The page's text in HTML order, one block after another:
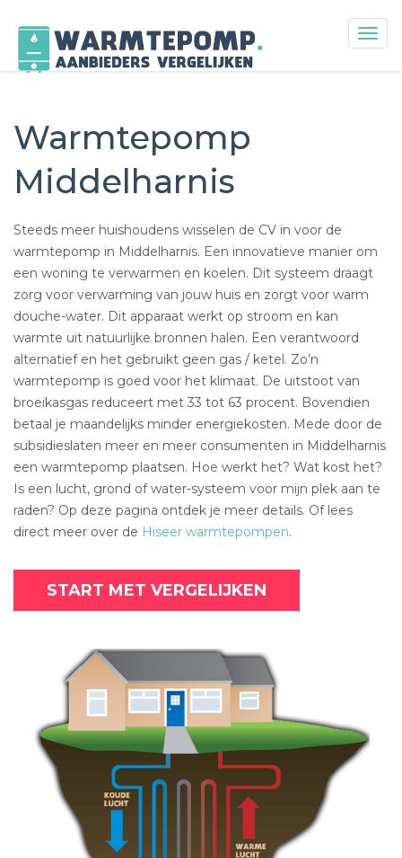
content
Warmtepomp
Middelharnis
Steeds meer huishoudens wisselen de CV in voor de
warmtepomp in Middelharnis. Een innovatieve manier om
een woning te verwarmen en koelen. Dit systeem draagt
zorg voor verwarming van jouw huis en zorgt voor warm
douche-water. Dit apparaat werkt op stroom en kan
warmte uit natuurlijke bronnen halen. Een verantwoord
alternatief en het gebruikt geen gas / ketel. Zo’n
warmtepomp is goed voor het klimaat. De uitstoot van
broeikasgas reduceert met 33 tot 63 procent. Bovendien
betaal je maandelijks minder energiekosten. Mede door de
subsidieslaten meer en meer consumenten in Middelharnis
een warmtepomp plaatsen. Hoe werkt het? Wat kost het?
Is een lucht, grond of water-systeem voor mijn plek aan te
raden? Op deze pagina ontdek je meer details. Of lees
direct meer over de Hiseer warmtepompen.
START MET VERGELIJKEN